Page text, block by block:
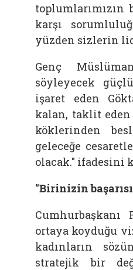
karşı
yüzden sizlerin
Genç
söyleyecek
işaret eden
kalan, taklit
köklerinden
geleceğe
olacak." ifadesini
"Birinizin
Cumhurbaşkanı
ortaya koyduğu
kadınların
stratejik bir